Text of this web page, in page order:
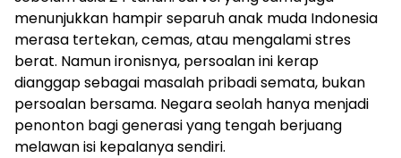
menunjukkan hampir separuh anak muda Indonesia
merasa tertekan, cemas, atau mengalami stres
berat. Namun ironisnya, persoalan ini kerap
dianggap sebagai masalah pribadi semata, bukan
persoalan bersama. Negara seolah hanya menjadi
penonton bagi generasi yang tengah berjuang
melawan isi kepalanya sendiri.